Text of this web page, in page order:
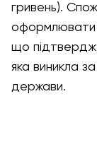
гривень).
оформлювати
що
яка виникла
держави.